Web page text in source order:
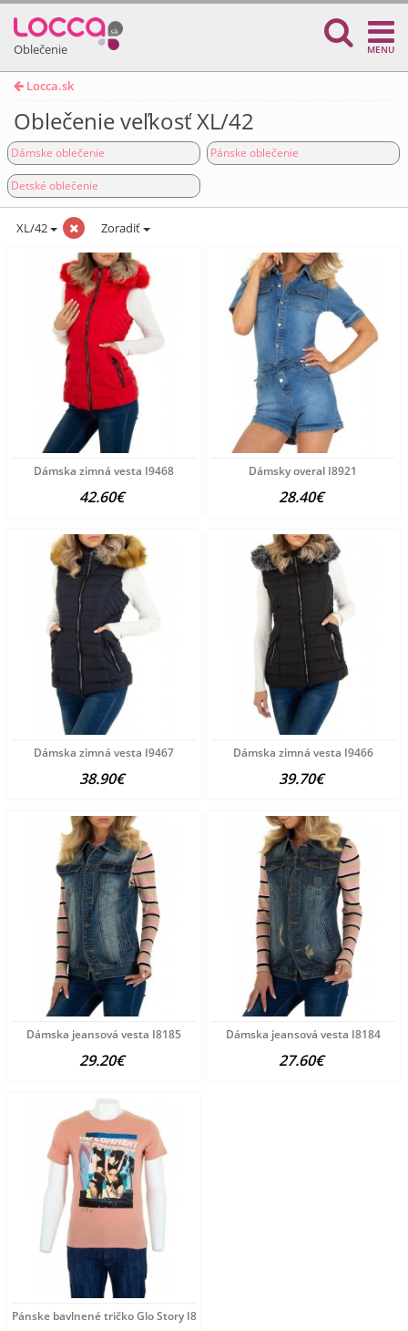
Oblečenie MENU
Locca.sk
Oblečenie veľkosť XL/42
Dámske oblečenie Pánske oblečenie
Detské oblečenie
XL/42 Zoradiť
Dámska zimná vesta I9468
42.60€
Dámsky overal I8921
28.40€
Dámska zimná vesta I9467
38.90€
Dámska zimná vesta I9466
39.70€
Dámska jeansová vesta I8185
29.20€
Dámska jeansová vesta I8184
27.60€
Pánske bavlnené tričko Glo Story I8156